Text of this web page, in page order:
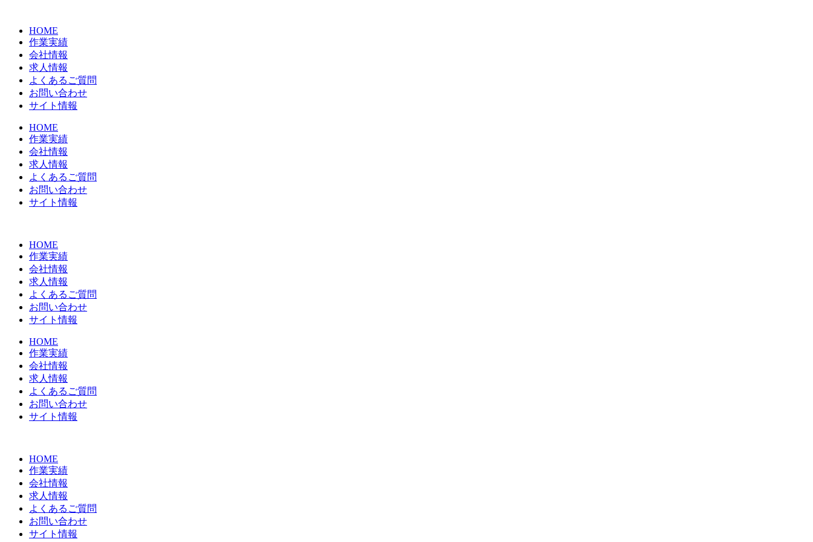
HOME
作業実績
会社情報
求人情報
よくあるご質問
お問い合わせ
サイト情報
HOME
作業実績
会社情報
求人情報
よくあるご質問
お問い合わせ
サイト情報
HOME
作業実績
会社情報
求人情報
よくあるご質問
お問い合わせ
サイト情報
HOME
作業実績
会社情報
求人情報
よくあるご質問
お問い合わせ
サイト情報
HOME
作業実績
会社情報
求人情報
よくあるご質問
お問い合わせ
サイト情報